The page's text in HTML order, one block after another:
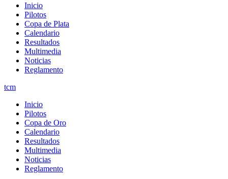
Inicio
Pilotos
Copa de Plata
Calendario
Resultados
Multimedia
Noticias
Reglamento
tcm
Inicio
Pilotos
Copa de Oro
Calendario
Resultados
Multimedia
Noticias
Reglamento